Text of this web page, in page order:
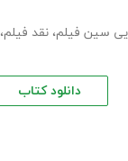
سین فیلم، نقد فیلم،
دانلود کتاب